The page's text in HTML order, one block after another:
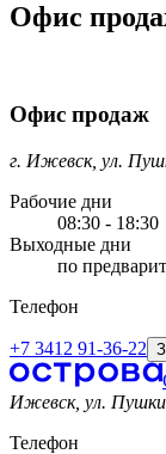
Офис
Офис продаж
г. Ижевск, ул.
Рабочие дни
08:30 - 18:30
Выходные дни
по
Телефон
+7 3412 91-36-22
Ижевск, ул.
Телефон